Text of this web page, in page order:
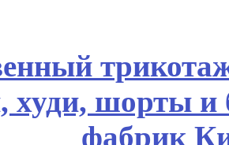
худи, шорты
фабрик